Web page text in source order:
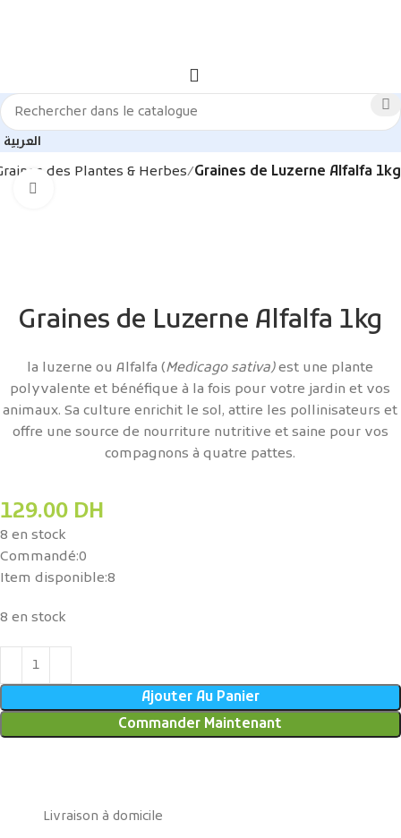
العربية
des Plantes & Herbes Graines de Luzerne Alfalfa 1kg
Graines de Luzerne Alfalfa 1kg
la luzerne ou Alfalfa (Medicago sativa)est une plante
polyvalente et bénéfique à la fois pour votre jardin et vos
animaux. Sa culture enrichit le sol, attire les pollinisateurs et
offre une source de nourriture nutritive et saine pour vos
compagnons à quatre pattes.
129.00 DH
8 en stock
Commandé:0
Item disponible:8
8 en stock
Ajouter Au Panier
Commander Maintenant
Livraison à domicile